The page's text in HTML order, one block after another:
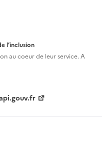
l’inclusion
aucoeur de leur service. A